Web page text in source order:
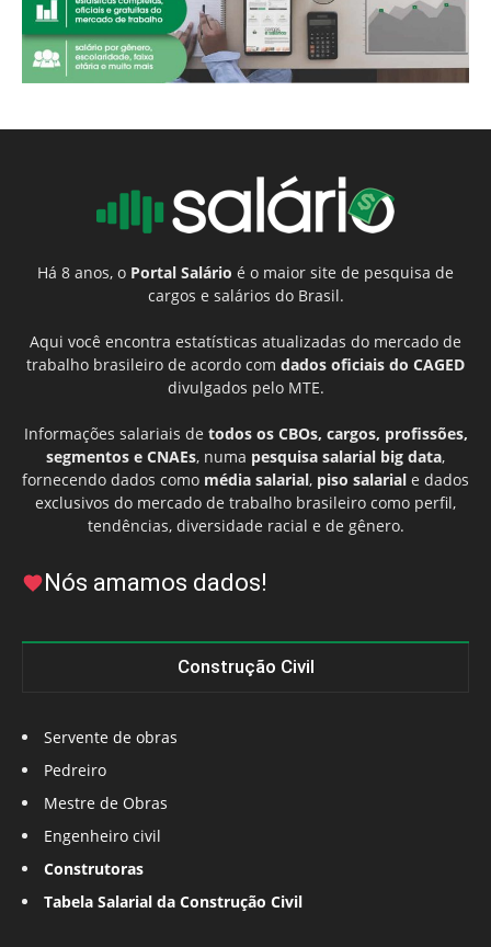
Há 8 anos, o Portal Salário é o maior site de pesquisa de
cargos e salários do Brasil.
Aqui você encontra estatísticas atualizadas do mercado de
trabalho brasileiro de acordo com dados oficiais do CAGED
divulgados pelo MTE.
Informações salariais de todos os CBOs, cargos, profissões,
segmentos e CNAEs, numa pesquisa salarial big data,
fornecendo dados como média salarial, piso salarial e dados
exclusivos do mercado de trabalho brasileiro como perfil,
tendências, diversidade racial e de gênero.
Nós amamos dados!
Construção Civil
Servente de obras
Pedreiro
Mestre de Obras
Engenheiro civil
Construtoras
Tabela Salarial da Construção Civil